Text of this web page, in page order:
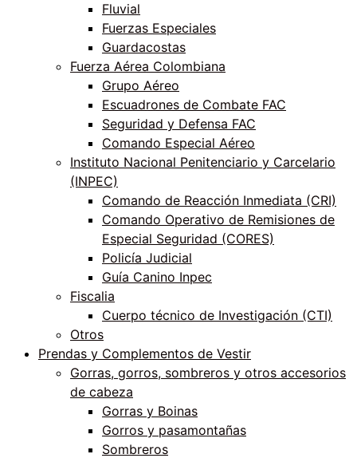
Fluvial
Fuerzas Especiales
Guardacostas
Fuerza Aérea Colombiana
Grupo Aéreo
Escuadrones de Combate FAC
Seguridad y Defensa FAC
Comando Especial Aéreo
Instituto Nacional Penitenciario y Carcelario
(INPEC)
Comando de Reacción Inmediata (CRI)
Comando Operativo de Remisiones de
Especial Seguridad (CORES)
Policía Judicial
Guía Canino Inpec
Fiscalia
Cuerpo técnico de Investigación (CTI)
Otros
Prendas y Complementos de Vestir
Gorras, gorros, sombreros y otros accesorios
de cabeza
Gorras y Boinas
Gorros y pasamontañas
Sombreros